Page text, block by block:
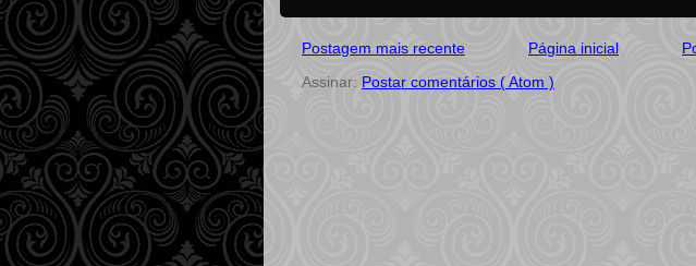
Postagem mais recente Página inicial
Assinar: Postar comentários ( Atom )